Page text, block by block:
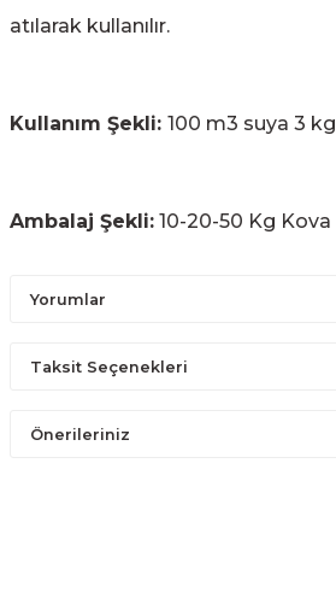
atılarak kullanılır.
Kullanım Şekli: 100 m3 suya 3 kg
Ambalaj Şekli: 10-20-50 Kg Kova
Yorumlar
Taksit Seçenekleri
Önerileriniz